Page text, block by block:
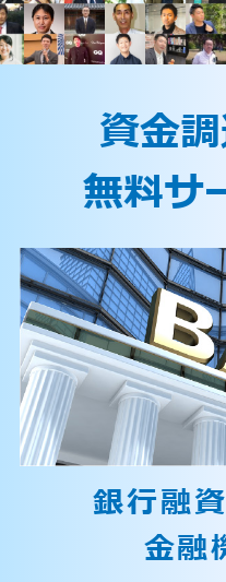
資金
無料サ
銀行融
金融